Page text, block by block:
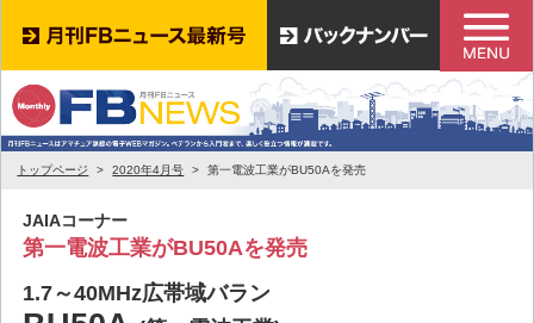
トップページ 2020年4月号 第一電波工業がBU50Aを発売
JAIAコーナー
第一電波工業がBU50Aを発売
1.7～40MHz広帯域バラン